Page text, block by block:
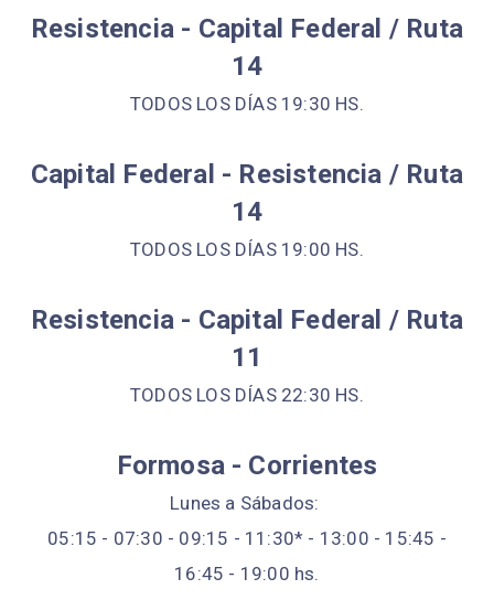
Resistencia - Capital Federal / Ruta
14
TODOS LOS DÍAS 19:30 HS.
Capital Federal - Resistencia / Ruta
14
TODOS LOS DÍAS 19:00 HS.
Resistencia - Capital Federal / Ruta
11
TODOS LOS DÍAS 22:30 HS.
Formosa - Corrientes
Lunes a Sábados:
05:15 - 07:30 - 09:15 - 11:30* - 13:00 - 15:45 -
16:45 - 19:00 hs.